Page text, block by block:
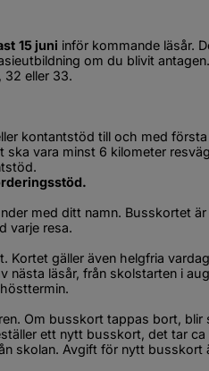
15 juni inför kommande läsår.
om du blivit antagen.
32 eller 33.
webbplats, öppnas i nytt fönster.
kontantstöd till och med
vara minst 6 kilometer
med ditt namn. Busskortet är
varje resa.
Kortet gäller även helgfria
nästa läsår, från skolstarten i
Om busskort tappas bort, blir
ett nytt busskort, det tar ca
skolan. Avgift för nytt busskort